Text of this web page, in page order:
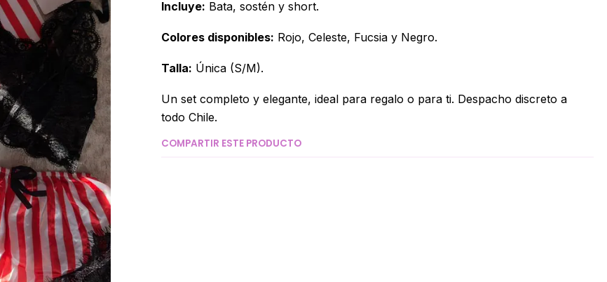
Incluye: Bata, sostén y short.
Colores disponibles: Rojo, Celeste, Fucsia y Negro.
Talla: Única (S/M).
Un set completo y elegante, ideal para regalo o para ti. Despacho discreto a
todo Chile.
COMPARTIR ESTE PRODUCTO